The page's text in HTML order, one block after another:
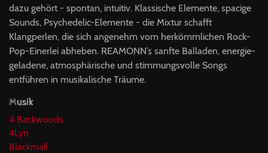
dazu gehört - spontan, intuitiv. Klassische Elemente, spacige
Sounds, Psychedelic-Elemente - die Mixtur schafft
Klangperlen, die sich angenehm vom herkömmlichen Rock-
Pop-Einerlei abheben. REAMONN’s sanfte Balladen, energie-
geladene, atmosphärische und stimmungsvolle Songs
entführen in musikalische Träume.
Musik
4 Backwoods
4Lyn
Blackmail